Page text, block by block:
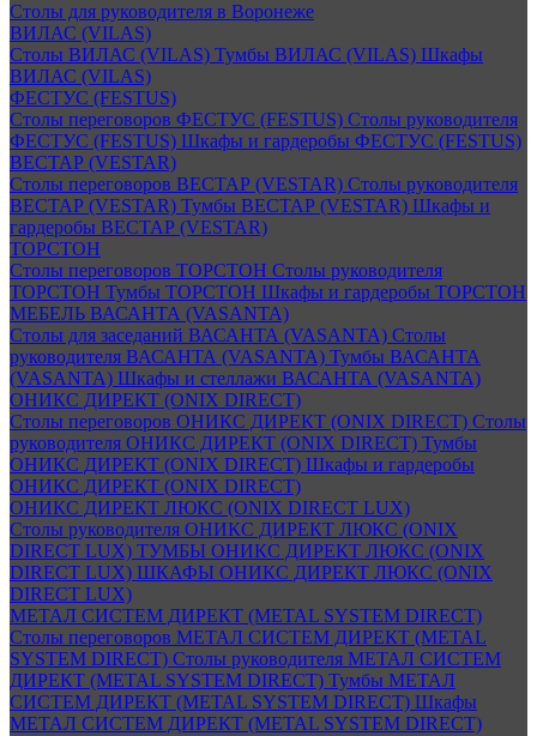
Столы для руководителя в Воронеже
ВИЛАС (VILAS)
Столы ВИЛАС (VILAS) Тумбы ВИЛАС (VILAS) Шкафы
ВИЛАС (VILAS)
ФЕСТУС (FESTUS)
Столы переговоров ФЕСТУС (FESTUS) Столы руководителя
ФЕСТУС (FESTUS) Шкафы и гардеробы ФЕСТУС (FESTUS)
ВЕСТАР (VESTAR)
Столы переговоров ВЕСТАР (VESTAR) Столы руководителя
ВЕСТАР (VESTAR) Тумбы ВЕСТАР (VESTAR) Шкафы и
гардеробы ВЕСТАР (VESTAR)
ТОРСТОН
Столы переговоров ТОРСТОН Столы руководителя
ТОРСТОН Тумбы ТОРСТОН Шкафы и гардеробы ТОРСТОН
МЕБЕЛЬ ВАСАНТА (VASANTA)
Столы для заседаний ВАСАНТА (VASANTA) Столы
руководителя ВАСАНТА (VASANTA) Тумбы ВАСАНТА
(VASANTA) Шкафы и стеллажи ВАСАНТА (VASANTA)
ОНИКС ДИРЕКТ (ONIX DIRECT)
Столы переговоров ОНИКС ДИРЕКТ (ONIX DIRECT) Столы
руководителя ОНИКС ДИРЕКТ (ONIX DIRECT) Тумбы
ОНИКС ДИРЕКТ (ONIX DIRECT) Шкафы и гардеробы
ОНИКС ДИРЕКТ (ONIX DIRECT)
ОНИКС ДИРЕКТ ЛЮКС (ONIX DIRECT LUX)
Столы руководителя ОНИКС ДИРЕКТ ЛЮКС (ONIX
DIRECT LUX) ТУМБЫ ОНИКС ДИРЕКТ ЛЮКС (ONIX
DIRECT LUX) ШКАФЫ ОНИКС ДИРЕКТ ЛЮКС (ONIX
DIRECT LUX)
МЕТАЛ СИСТЕМ ДИРЕКТ (METAL SYSTEM DIRECT)
Столы переговоров МЕТАЛ СИСТЕМ ДИРЕКТ (METAL
SYSTEM DIRECT) Столы руководителя МЕТАЛ СИСТЕМ
ДИРЕКТ (METAL SYSTEM DIRECT) Тумбы МЕТАЛ
СИСТЕМ ДИРЕКТ (METAL SYSTEM DIRECT) Шкафы
МЕТАЛ СИСТЕМ ДИРЕКТ (METAL SYSTEM DIRECT)